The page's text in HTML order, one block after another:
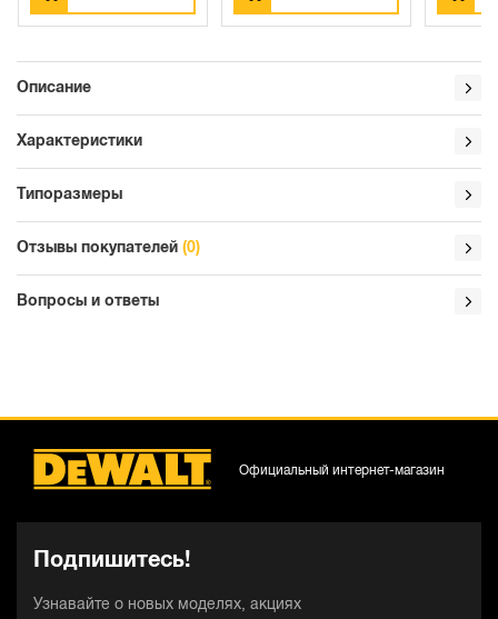
Описание
Характеристики
Типоразмеры
Отзывы покупателей (0)
Вопросы и ответы
Подпишитесь!
Узнавайте о новых моделях, акциях
Официальный интернет-магазин